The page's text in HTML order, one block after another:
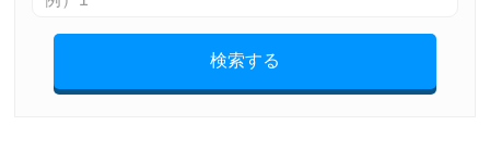
検索する